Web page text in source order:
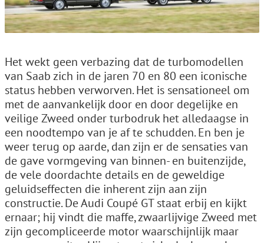
Het wekt geen verbazing dat de turbomodellen
van Saab zich in de jaren 70 en 80 een iconische
status hebben verworven. Het is sensationeel om
met de aanvankelijk door en door degelijke en
veilige Zweed onder turbodruk het alledaagse in
een noodtempo van je af te schudden. En ben je
weer terug op aarde, dan zijn er de sensaties van
de gave vormgeving van binnen- en buitenzijde,
de vele doordachte details en de geweldige
geluidseffecten die inherent zijn aan zijn
constructie. De Audi Coupé GT staat erbij en kijkt
ernaar; hij vindt die maffe, zwaarlijvige Zweed met
zijn gecompliceerde motor waarschijnlijk maar